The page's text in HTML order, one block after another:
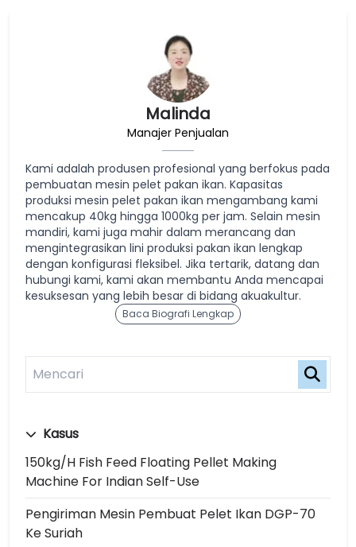
Malinda
Manajer Penjualan
Kami adalah produsen profesional yang berfokus pada
pembuatan mesin pelet pakan ikan. Kapasitas
produksi mesin pelet pakan ikan mengambang kami
mencakup 40kg hingga 1000kg per jam. Selain mesin
mandiri, kami juga mahir dalam merancang dan
mengintegrasikan lini produksi pakan ikan lengkap
dengan konfigurasi fleksibel. Jika tertarik, datang dan
hubungi kami, kami akan membantu Anda mencapai
kesuksesan yang lebih besar di bidang akuakultur.
Baca Biografi Lengkap
Kasus
150kg/h Fish Feed Floating Pellet Making
Machine For Indian Self-Use
Pengiriman Mesin Pembuat Pelet Ikan DGP-70
Ke Suriah